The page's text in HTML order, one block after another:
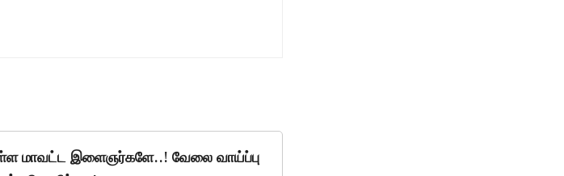
மாவட்ட இளைஞர்களே..! வேலை வாய்ப்பு